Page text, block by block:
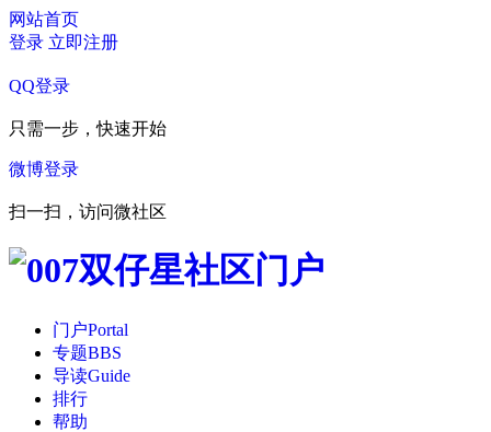
网站首页
登录 立即注册
QQ登录
只需一步，快速开始
微博登录
扫一扫，访问微社区
门户Portal
专题BBS
导读Guide
排行
帮助